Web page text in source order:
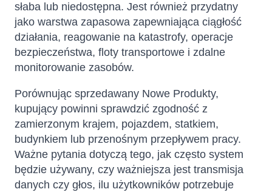
słaba lub niedostępna. Jest również przydatny
jako warstwa zapasowa zapewniająca ciągłość
działania, reagowanie na katastrofy, operacje
bezpieczeństwa, floty transportowe i zdalne
monitorowanie zasobów.
Porównując sprzedawany Nowe Produkty,
kupujący powinni sprawdzić zgodność z
zamierzonym krajem, pojazdem, statkiem,
budynkiem lub przenośnym przepływem pracy.
Ważne pytania dotyczą tego, jak często system
będzie używany, czy ważniejsza jest transmisja
danych czy głos, ilu użytkowników potrzebuje